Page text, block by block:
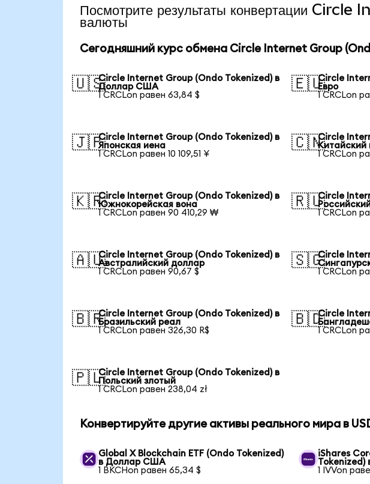
Посмотрите результаты конвертации
валюты
Сегодняшний курс обмена Circle Internet Group
🇺🇸Circle Internet Group (Ondo Tokenized) в
Доллар США
1 CRCLon равен 63,84 $
🇪🇺Circle
Евро
1 CRCLon
🇯🇵Circle Internet Group (Ondo Tokenized) в
Японская иена
1 CRCLon равен 10 109,51 ¥
🇨🇳Circle
Китайский
1 CRCLon
🇰🇷Circle Internet Group (Ondo Tokenized) в
Южнокорейская вона
1 CRCLon равен 90 410,29 ₩
🇷🇺Circle
1 CRCLon
🇦🇺Circle Internet Group (Ondo Tokenized) в
Австралийский доллар
1 CRCLon равен 90,67 $
🇸🇬Circle
1 CRCLon
🇧🇷Circle Internet Group (Ondo Tokenized) в
Бразильский реал
1 CRCLon равен 326,30 R$
🇧🇩Circle
1 CRCLon
🇵🇱Circle Internet Group (Ondo Tokenized) в
Польский злотый
1 CRCLon равен 238,04 zł
Конвертируйте другие активы реального мира в
Global X Blockchain ETF (Ondo Tokenized)
в Доллар США
1 BKCHon равен 65,34 $
iShares
1 IVVon